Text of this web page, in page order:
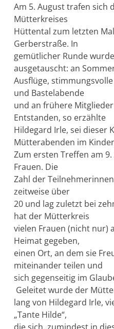
Am 5. August trafen sich
Mütterkreises
Hüttental zum letzten
Gerberstraße. In
gemütlicher Runde
ausgetauscht: an
Ausflüge,
und Bastelabende
und an frühere
Entstanden, so erzählte
Hildegard Irle, sei dieser
Mütterabenden im
Zum ersten Treffen am
Frauen. Die
Zahl der
zeitweise über
20 und lag zuletzt bei
hat der Mütterkreis
vielen Frauen (nicht nur)
Heimat gegeben,
einen Ort, an dem sie
miteinander teilen und
sich gegenseitig im
Geleitet wurde der
lang von Hildegard Irle,
„Tante Hilde“,